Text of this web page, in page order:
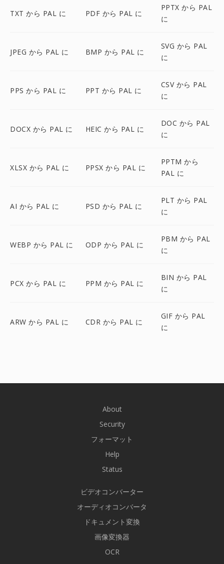
TXT から PAL に PDF から PAL に
PPTX から PAL
に
JPEG から PAL に BMP から PAL に
SVG から PAL
に
PPS から PAL に PPT から PAL に
CSV から PAL
に
DOCX から PAL に HEIC から PAL に
DOC から PAL
に
XLSX から PAL に PPSX から PAL に
PPTM から
PAL に
AI から PAL に PSD から PAL に
PLT から PAL
に
WEBP から PAL に ODP から PAL に
PBM から PAL
に
PCX から PAL に PPM から PAL に
BIN から PAL
に
ARW から PAL に CDR から PAL に
GIF から PAL
に
About
Security
フォーマット
Help
Status
ビデオコンバーター
オーディオコンバータ
ドキュメント変換
画像変換器
OCR